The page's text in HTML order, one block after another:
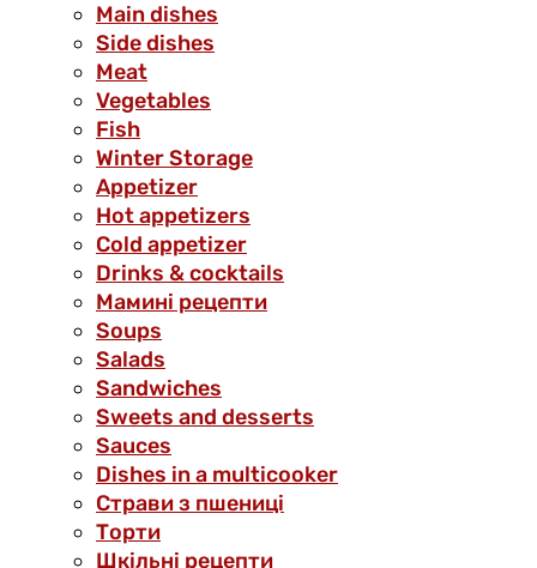
Main dishes
Side dishes
Meat
Vegetables
Fish
Winter Storage
Аppetizer
Hot appetizers
Cold appetizer
Drinks & cocktails
Мамині рецепти
Soups
Salads
Sandwiches
Sweets and desserts
Sauces
Dishes in a multicooker
Страви з пшениці
Торти
Шкільні рецепти